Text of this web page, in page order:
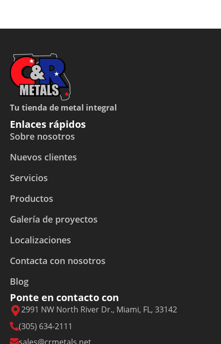
Tu tienda de metal integral
Enlaces rápidos
Sobre nosotros
Nuevos clientes
Servicios
Productos
Galería de proyectos
Localizaciones
Contacta con nosotros
Blog
Ponte en contacto con
2991 NW North River Dr., Miami, FL, 33142
(305) 634-2111
sales@crmetals.net